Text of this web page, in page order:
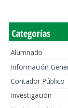
Categorías
Alumnado
Información
Contador Público
Investigación